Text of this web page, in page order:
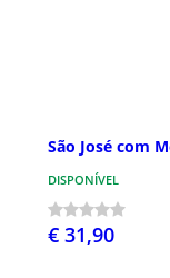
São José com
DISPONÍVEL
€ 31,90